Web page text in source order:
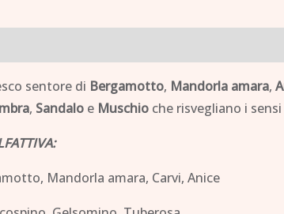
sentore di Bergamotto, Mandorla amara,
, Sandalo e Muschio che risvegliano i
Mandorla amara, Carvi, Anice